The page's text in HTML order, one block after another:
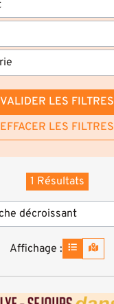
VALIDER LES FILTRES
EFFACER LES FILTRES
1 Résultats
Affichage :